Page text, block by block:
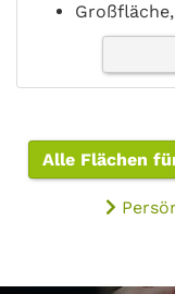
Alle Flächen